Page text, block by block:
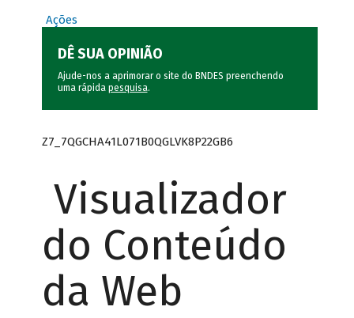
Ações
DÊ SUA OPINIÃO
Ajude-nos a aprimorar o site do BNDES preenchendo
uma rápida pesquisa.
Z7_7QGCHA41L071B0QGLVK8P22GB6
Visualizador
do Conteúdo
da Web